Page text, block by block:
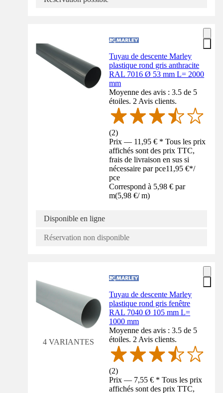
Tuyau de descente Marley
plastique rond gris anthracite
RAL 7016 Ø 53 mm L= 2000
mm
Moyenne des avis : 3.5 de 5
étoiles. 2 Avis clients.
(2)
Prix — 11,95 € * Tous les prix
affichés sont des prix TTC,
frais de livraison en sus si
nécessaire par pce11,95 €*/
pce
Correspond à 5,98 € par
m(5,98 €/ m)
Disponible en ligne
Réservation non disponible
4 VARIANTES
Tuyau de descente Marley
plastique rond gris fenêtre
RAL 7040 Ø 105 mm L=
1000 mm
Moyenne des avis : 3.5 de 5
étoiles. 2 Avis clients.
(2)
Prix — 7,55 € * Tous les prix
affichés sont des prix TTC,